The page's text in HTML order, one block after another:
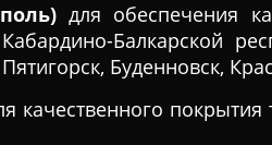
для обеспечения
Балкарской
Буденновск,
качественного покрытия